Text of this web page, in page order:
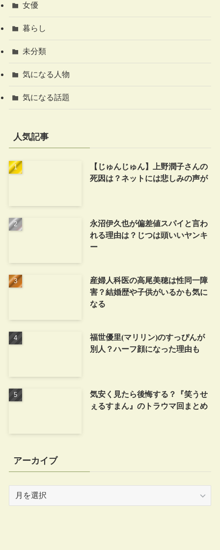
女優
暮らし
未分類
気になる人物
気になる話題
人気記事
【じゅんじゅん】上野潤子さんの
死因は？ネットには悲しみの声が
永沼伊久也が偏差値スパイと言わ
れる理由は？じつは頭いいヤンキ
ー
産婦人科医の高尾美穂は性同一障
害？結婚歴や子供がいるかも気に
なる
福世優里(マリリン)のすっぴんが
別人？ハーフ顔になった理由も
気安く見たら後悔する？『笑うせ
ぇるすまん』のトラウマ回まとめ
アーカイブ